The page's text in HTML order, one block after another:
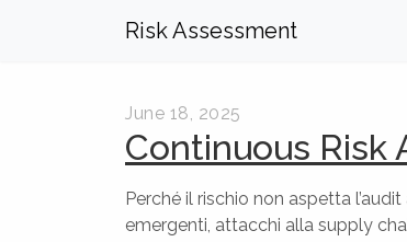
Risk Assessment
June 18, 2025
Continuous Risk
Perché il rischio non aspetta
emergenti, attacchi alla supply